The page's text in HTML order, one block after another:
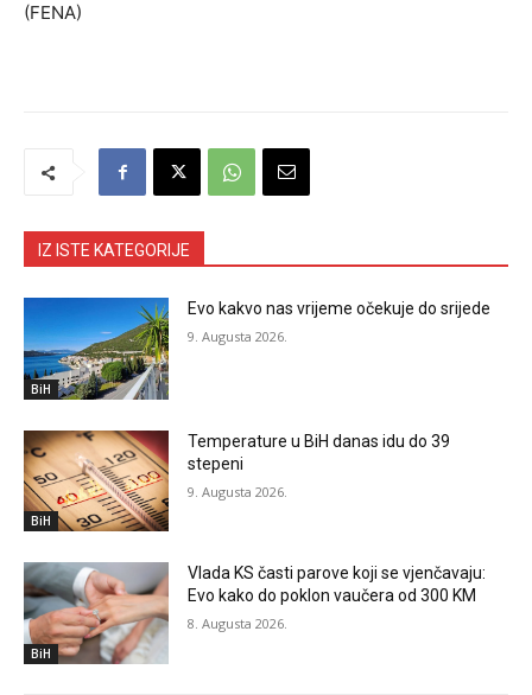
(FENA)
IZ ISTE KATEGORIJE
BiH
Evo kakvo nas vrijeme očekuje do srijede
9. Augusta 2026.
BiH
Temperature u BiH danas idu do 39
stepeni
9. Augusta 2026.
BiH
Vlada KS časti parove koji se vjenčavaju:
Evo kako do poklon vaučera od 300 KM
8. Augusta 2026.